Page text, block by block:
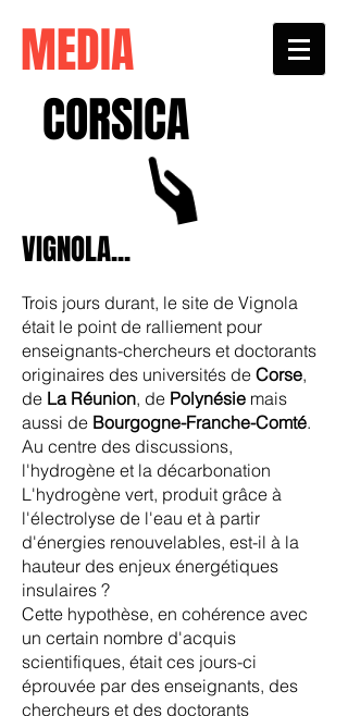
MEDIA
CORSICA
VIGNOLA...
Trois jours durant, le site de Vignola
était le point de ralliement pour
enseignants-chercheurs et doctorants
originaires des universités de Corse,
de La Réunion, de Polynésie mais
aussi de Bourgogne-Franche-Comté.
Au centre des discussions,
l'hydrogène et la décarbonation
L'hydrogène vert, produit grâce à
l'électrolyse de l'eau et à partir
d'énergies renouvelables, est-il à la
hauteur des enjeux énergétiques
insulaires ?
Cette hypothèse, en cohérence avec
un certain nombre d'acquis
scientifiques, était ces jours-ci
éprouvée par des enseignants, des
chercheurs et des doctorants